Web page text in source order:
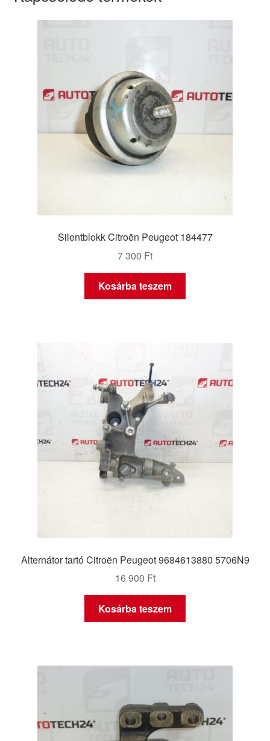
Silentblokk Citroën Peugeot 184477
7 300 Ft
Kosárba teszem
Alternátor tartó Citroën Peugeot 9684613880 5706N9
16 900 Ft
Kosárba teszem